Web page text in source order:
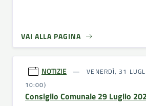
VAI ALLA PAGINA
NOTIZIE
VENERDÌ, 31
10:00)
Consiglio Comunale 29 Luglio